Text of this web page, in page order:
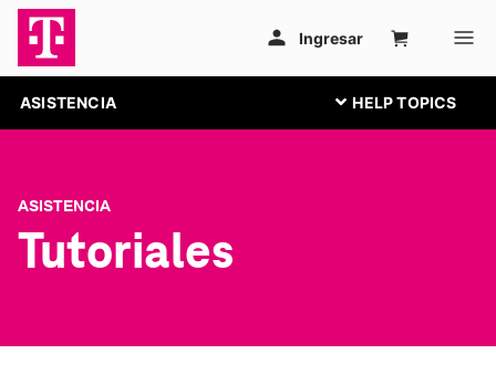
ASISTENCIA
ASISTENCIA
Tutoriales